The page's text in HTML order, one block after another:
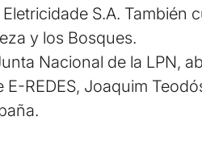
S.A.
y los Bosques.
Nacional de la LPN,
REDES, Joaquim